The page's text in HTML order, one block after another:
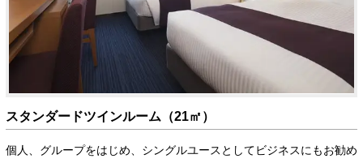
スタンダードツインルーム（21㎡）
個人、グループをはじめ、シングルユースとしてビジネスにもお勧め